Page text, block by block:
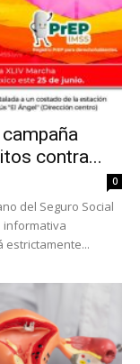
contra...
0
del Seguro Social
informativa
estrictamente...